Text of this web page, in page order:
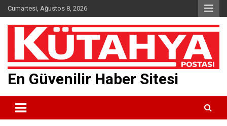
Skip
to
content
Cumartesi, Ağustos 8, 2026
En Güvenilir Haber Sitesi